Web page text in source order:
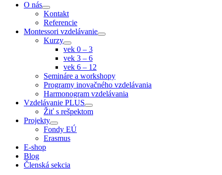
O nás
Kontakt
Referencie
Montessori vzdelávanie
Kurzy
vek 0 – 3
vek 3 – 6
vek 6 – 12
Semináre a workshopy
Programy inovačného vzdelávania
Harmonogram vzdelávania
Vzdelávanie PLUS
Žiť s rešpektom
Projekty
Fondy EÚ
Erasmus
E-shop
Blog
Členská sekcia